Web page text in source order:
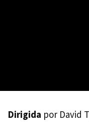
Dirigida por David